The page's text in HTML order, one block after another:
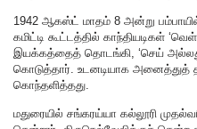
1942 ஆகஸ்ட் மாதம் 8 அன்று
கமிட்டி கூட்டத்தில் காந்தியடிகள்
இயக்கத்தைத் தொடங்கி, ‘செய்
கொடுத்தார். உடனடியாக அனைத்துத்
கொந்தளித்தது.
மதுரையில் சங்கரய்யா கல்லூரி